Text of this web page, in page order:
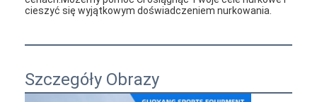
cieszyć się wyjątkowym doświadczeniem nurkowania.
Szczegóły Obrazy